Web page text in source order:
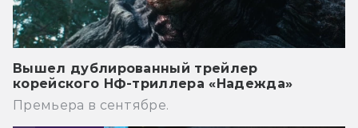
Вышел дублированный трейлер
корейского НФ-триллера «Надежда»
Премьера в сентябре.